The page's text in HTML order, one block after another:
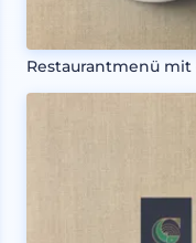
Restaurantmenü mit